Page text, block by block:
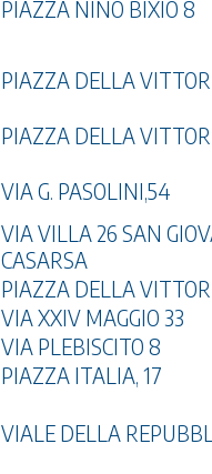
PIAZZA NINO BIXIO 8
PIAZZA DELLA
PIAZZA DELLA
VIA G. PASOLINI,54
VIA VILLA 26 SAN
CASARSA
PIAZZA DELLA
VIA XXIV MAGGIO 33
VIA PLEBISCITO 8
PIAZZA ITALIA, 17
VIALE DELLA